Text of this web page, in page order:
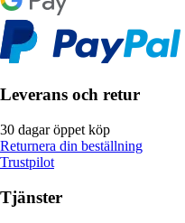
Leverans och retur
30 dagar öppet köp
Returnera din beställning
Trustpilot
Tjänster